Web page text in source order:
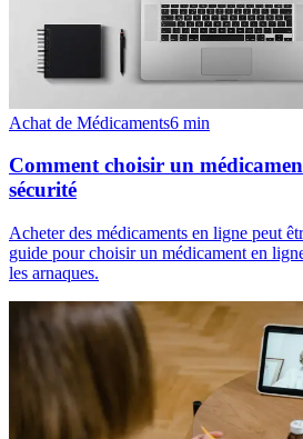
Achat de Médicaments6 min
Comment choisir un
sécurité
Acheter des médicaments en ligne peut
guide pour choisir un médicament en
les arnaques.